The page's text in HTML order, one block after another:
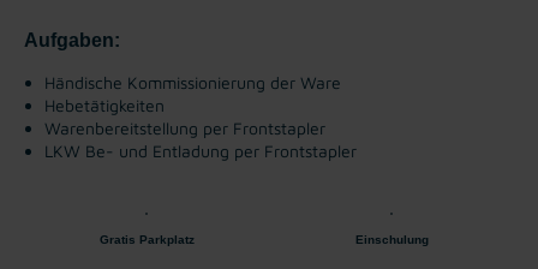
Aufgaben:
Händische Kommissionierung der Ware
Hebetätigkeiten
Warenbereitstellung per Frontstapler
LKW Be- und Entladung per Frontstapler
Gratis Parkplatz Einschulung